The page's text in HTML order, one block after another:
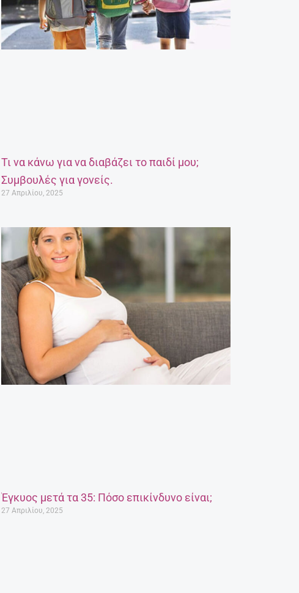
Τι να κάνω για να διαβάζει το παιδί μου;
Συμβουλές για γονείς.
27 Απριλίου, 2025
Έγκυος μετά τα 35: Πόσο επικίνδυνο είναι;
27 Απριλίου, 2025